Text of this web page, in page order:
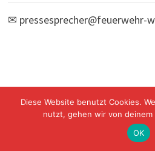
✉ pressesprecher@feuerwehr-
Freiwillige Feuerwehr Windeck
undBam
Diese Website benutzt Cookies.
nutzt, gehen wir von deinem
OK